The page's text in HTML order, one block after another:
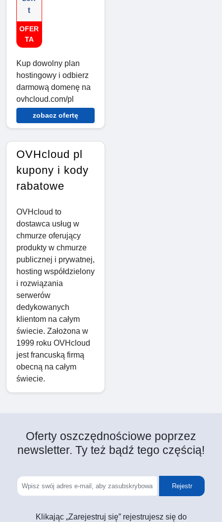
t
OFER
TA
Kup dowolny plan
hostingowy i odbierz
darmową domenę na
ovhcloud.com/pl
zobacz ofertę
OVHcloud pl
kupony i kody
rabatowe
OVHcloud to
dostawca usług w
chmurze oferujący
produkty w chmurze
publicznej i prywatnej,
hosting współdzielony
i rozwiązania
serwerów
dedykowanych
klientom na całym
świecie. Założona w
1999 roku OVHcloud
jest francuską firmą
obecną na całym
świecie.
Oferty oszczędnościowe poprzez
newsletter. Ty też bądź tego częścią!
Rejestr
Klikając „Zarejestruj się” rejestrujesz się do